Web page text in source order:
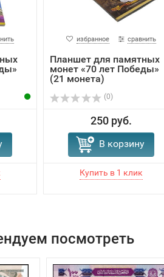
избранное сравнить
Планшет для памятных
монет «70 лет Победы»
(21 монета)
(0)
250 руб.
В корзину
посмотреть